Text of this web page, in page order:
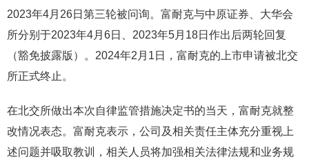
2023年4月26日第三轮被问询。富耐克与中原证券、大华会
所分别于2023年4月6日、2023年5月18日作出后两轮回复
（豁免披露版）。2024年2月1日，富耐克的上市申请被北交
所正式终止。
在北交所做出本次自律监管措施决定书的当天，富耐克就整
改情况表态。富耐克表示，公司及相关责任主体充分重视上
述问题并吸取教训，相关人员将加强相关法律法规和业务规